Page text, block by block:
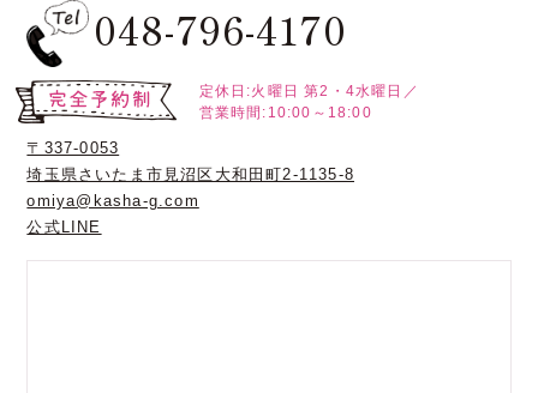
048-796-4170
定休日:火曜日 第2・4水曜日／
営業時間:10:00～18:00
〒337-0053
埼玉県さいたま市見沼区大和田町2-1135-8
omiya@kasha-g.com
公式LINE